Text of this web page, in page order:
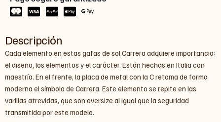
Descripción
Cada elemento en estas gafas de sol Carrera adquiere importancia:
el diseño, los elementos y el carácter. Están hechas en Italia con
maestría. En el frente, la placa de metal con la C retoma de forma
moderna el símbolo de Carrera. Este elemento se repite en las
varillas atrevidas, que son oversize al igual que la seguridad
transmitida por este modelo.